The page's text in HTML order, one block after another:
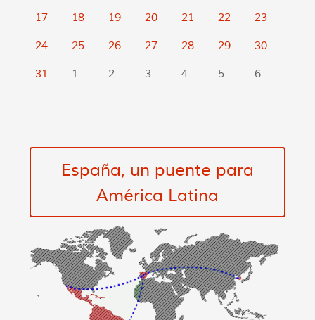
17
18 19 20 21 22
23
24
25 26 27 28 29
30
31
1 2 3 4 5 6
España, un puente para
América Latina